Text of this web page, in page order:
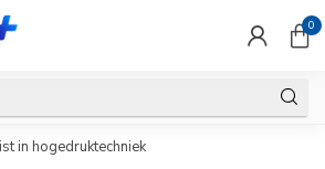
0
in hogedruktechniek